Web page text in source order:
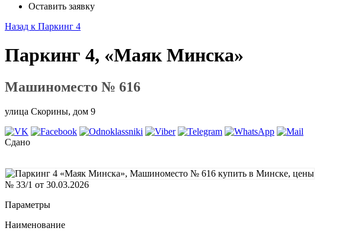
Оставить заявку
Назад к Паркинг 4
Паркинг 4, «Маяк Минска»
Машиноместо № 616
улица Скорины, дом 9
Сдано
№ 33/1 от 30.03.2026
Параметры
Наименование